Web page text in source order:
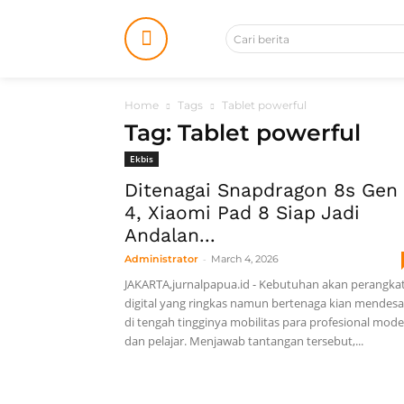
Cari berita
Home Tags Tablet powerful
Tag: Tablet powerful
Ekbis
Ditenagai Snapdragon 8s Gen
4, Xiaomi Pad 8 Siap Jadi
Andalan...
Administrator - March 4, 2026
JAKARTA,jurnalpapua.id - Kebutuhan akan
digital yang ringkas namun bertenaga kian
di tengah tingginya mobilitas para profesional
dan pelajar. Menjawab tantangan tersebut,...